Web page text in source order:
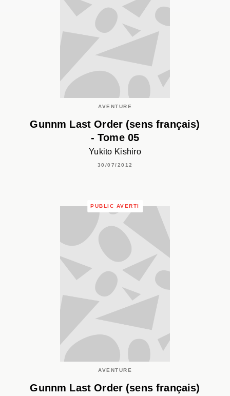
AVENTURE
Gunnm Last Order (sens français)
- Tome 05
Yukito Kishiro
30/07/2012
PUBLIC AVERTI
AVENTURE
Gunnm Last Order (sens français)